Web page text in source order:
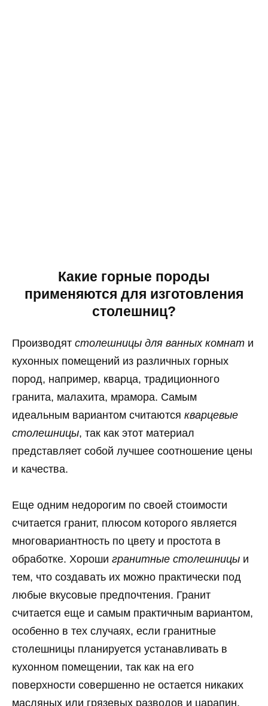
Какие горные породы
применяются для изготовления
столешниц?
Производят столешницы для ванных комнат и
кухонных помещений из различных горных
пород, например, кварца, традиционного
гранита, малахита, мрамора. Самым
идеальным вариантом считаются кварцевые
столешницы, так как этот материал
представляет собой лучшее соотношение цены
и качества.
Еще одним недорогим по своей стоимости
считается гранит, плюсом которого является
многовариантность по цвету и простота в
обработке. Хороши гранитные столешницы и
тем, что создавать их можно практически под
любые вкусовые предпочтения. Гранит
считается еще и самым практичным вариантом,
особенно в тех случаях, если гранитные
столешницы планируется устанавливать в
кухонном помещении, так как на его
поверхности совершенно не остается никаких
масляных или грязевых разводов и царапин.